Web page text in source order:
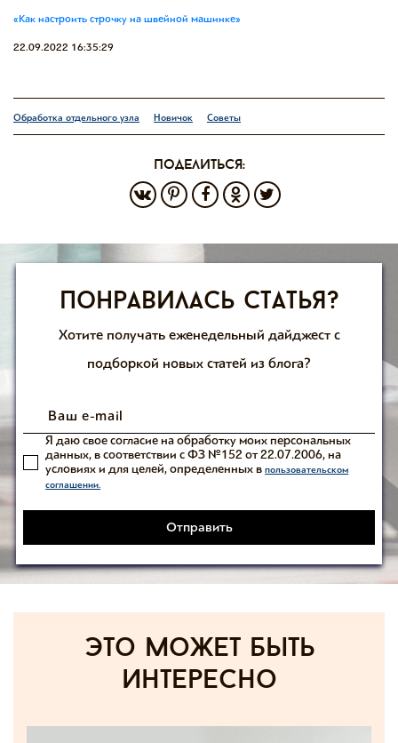
«Как настроить строчку на швейной машинке»
22.09.2022 16:35:29
Обработка отдельного узла Новичок Советы
поделиться:
Понравилась статья?
Хотите получать еженедельный дайджест с
подборкой новых статей из блога?
Я даю свое согласие на обработку моих персональных
данных, в соответствии с ФЗ №152 от 22.07.2006, на
условиях и для целей, определенных впользовательском
соглашении.
Отправить
Это может быть
интересно